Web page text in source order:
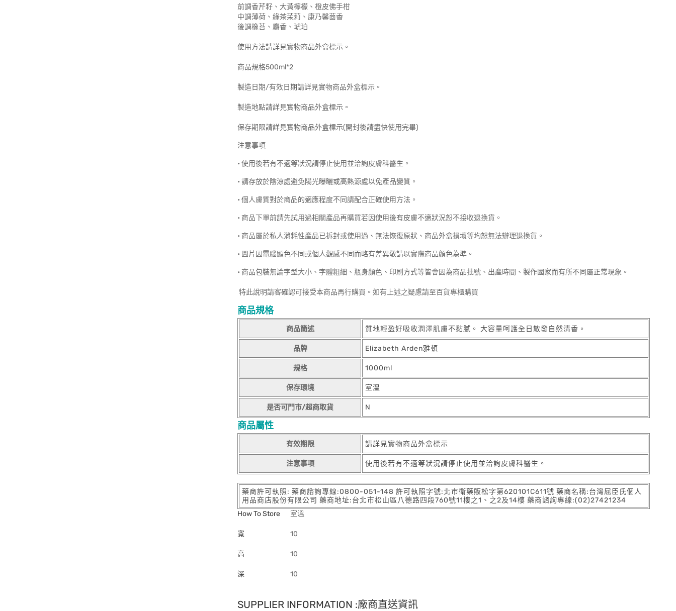
前調香芹籽、大黃檸檬、橙皮佛手柑
中調薄荷、綠茶茉莉、康乃馨茴香
後調橡苔、麝香、琥珀
使用方法請詳見實物商品外盒標示。
商品規格500ml*2
製造日期/有效日期請詳見實物商品外盒標示。
製造地點請詳見實物商品外盒標示。
保存期限請詳見實物商品外盒標示(開封後請盡快使用完畢)
注意事項
• 使用後若有不適等狀況請停止使用並洽詢皮膚科醫生。
• 請存放於陰涼處避免陽光曝曬或高熱源處以免產品變質。
• 個人膚質對於商品的適應程度不同請配合正確使用方法。
• 商品下單前請先試用過相關產品再購買若因使用後有皮膚不適狀況恕不接收退換貨。
• 商品屬於私人消耗性產品已拆封或使用過、無法恢復原狀、商品外盒損壞等均恕無法辦理退換貨。
• 圖片因電腦顯色不同或個人觀感不同而略有差異敬請以實際商品顏色為準。
• 商品包裝無論字型大小、字體粗細、瓶身顏色、印刷方式等皆會因為商品批號、出產時間、製作國家而有所不同屬正常現象。
特此說明請客確認可接受本商品再行購買。如有上述之疑慮請至百貨專櫃購買
商品規格
商品簡述 質地輕盈好吸收潤澤肌膚不黏膩。 大容量呵護全日散發自然清香。
品牌 Elizabeth Arden雅頓
規格 1000ml
保存環境 室溫
是否可門市/超商取貨 N
商品屬性
有效期限 請詳見實物商品外盒標示
注意事項 使用後若有不適等狀況請停止使用並洽詢皮膚科醫生。
藥商許可執照: 藥商諮詢專線:0800-051-148 許可執照字號:北市衛藥販松字第620101C611號 藥商名稱:台灣屈臣氏個人
用品商店股份有限公司 藥商地址:台北市松山區八德路四段760號11樓之1、之2及14樓 藥商諮詢專線:(02)27421234
How To Store
室溫
寬 10
高 10
深 10
SUPPLIER INFORMATION :廠商直送資訊